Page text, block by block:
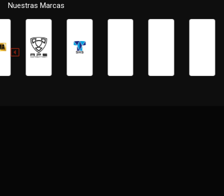
Nuestras Marcas